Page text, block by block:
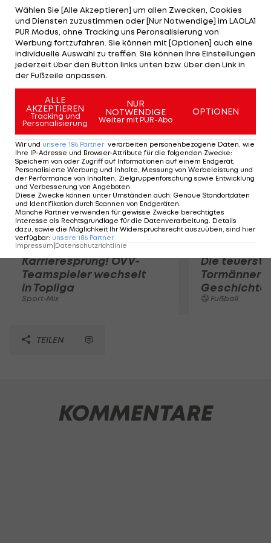
(So., 16:30 Uhr) aus. Bänder seien aber keine
verletzt. Positive Nachrichten gibt es unterdessen
von Thanos Petsos und Louis Schaub. Die beiden
sind nach ihren Verletzungspausen wieder im
Mannschaftstraining und für das Auswärtsspiel in
Kärnten auch einsatzbereit.
Mehr zum Thema
Karrieresprung! ÖVV-
Teamspieler wechselt
in Topliga
Sport-Mix
Die
Tormänner
Geschichte
Fußball
TEILEN
KOMMENTARE
Wählen Sie [Alle Akzeptieren] um allen Zwecken, Cookies
und Diensten zuzustimmen oder [Nur Notwendige] im LAOLA1
PUR Modus, ohne Tracking uns Peronsalisierung von
Werbung fortzufahren. Sie können mit [Optionen] auch eine
individuelle Auswahl zu treffen. Sie können Ihre Einstellungen
jederzeit über den Button links unten bzw. über den Link in
der Fußzeile anpassen.
ALLE
AKZEPTIEREN
Tracking und
Personalisierung
NUR
NOTWENDIGE
Weiter mit PUR-Abo
OPTIONEN
Wir und unsere 186 Partner verarbeiten personenbezogene Daten, wie
Ihre IP-Adresse und Browser-Attribute für die folgenden Zwecke:
Speichern von oder Zugriff auf Informationen auf einem Endgerät;
Personalisierte Werbung und Inhalte, Messung von Werbeleistung und
der Performance von Inhalten, Zielgruppenforschung sowie Entwicklung
und Verbesserung von Angeboten.
Diese Zwecke können unter Umständen auch: Genaue Standortdaten
und Identifikation durch Scannen von Endgeräten.
Manche Partner verwenden für gewisse Zwecke berechtigtes
Interesse als Rechtsgrundlage für die Datenverarbeitung. Details
dazu, sowie die Möglichkeit Ihr Widerspruchsrecht auszuüben, sind hier
verfügbar: unsere 186 Partner
Impressum Datenschutzrichtlinie